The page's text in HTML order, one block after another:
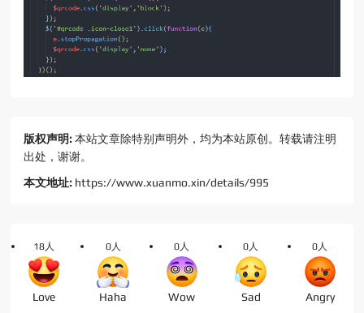
版权声明:本站文章除特别声明外，均为本站原创。转载请注明
出处，谢谢。
本文地址: https://www.xuanmo.xin/details/995
18人
Love
0人
Haha
0人
Wow
0人
Sad
0人
Angry